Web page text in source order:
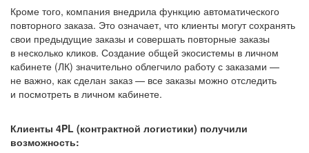
Кроме того, компания внедрила функцию автоматического
повторного заказа. Это означает, что клиенты могут сохранять
свои предыдущие заказы и совершать повторные заказы
в несколько кликов. Создание общей экосистемы в личном
кабинете (ЛК) значительно облегчило работу с заказами —
не важно, как сделан заказ — все заказы можно отследить
и посмотреть в личном кабинете.
Клиенты 4PL (контрактной логистики) получили
возможность: